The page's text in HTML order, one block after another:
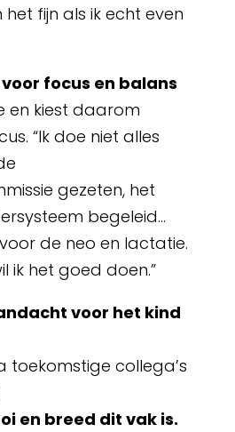
het fijn als ik echt even
focus en balans
en kiest daarom
“Ik doe niet alles
gezeten, het
begeleid…
de neo en lactatie.
ik het goed doen.”
voor het kind
toekomstige collega’s
en breed dit vak is.